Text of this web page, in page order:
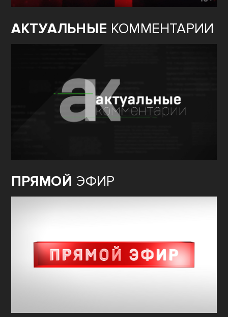
АКТУАЛЬНЫЕ КОММЕНТАРИИ
ПРЯМОЙ ЭФИР